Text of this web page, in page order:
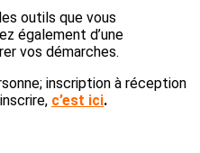
outils que vous
également d’une
vos démarches.
inscription à réception
c’est ici.